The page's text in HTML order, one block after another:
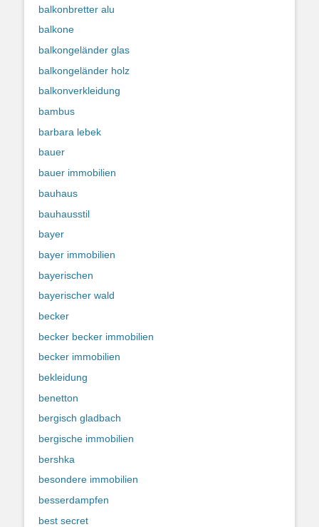
balkonbretter alu
balkone
balkongeländer glas
balkongeländer holz
balkonverkleidung
bambus
barbara lebek
bauer
bauer immobilien
bauhaus
bauhausstil
bayer
bayer immobilien
bayerischen
bayerischer wald
becker
becker becker immobilien
becker immobilien
bekleidung
benetton
bergisch gladbach
bergische immobilien
bershka
besondere immobilien
besserdampfen
best secret